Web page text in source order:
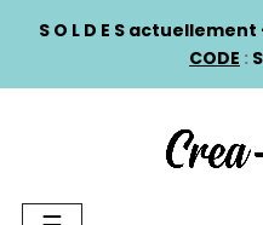
S O L D E S actuellement
CODE :